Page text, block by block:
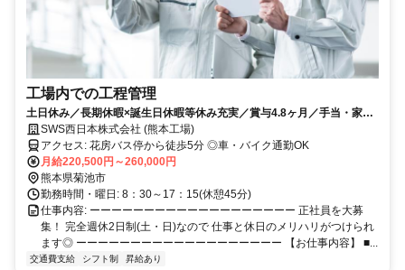
工場内での工程管理
土日休み／長期休暇×誕生日休暇等休み充実／賞与4.8ヶ月／手当・家賃
補助有
SWS西日本株式会社 (熊本工場)
アクセス: 花房バス停から徒歩5分 ◎車・バイク通勤OK
月給220,500円～260,000円
熊本県菊池市
勤務時間・曜日: 8：30～17：15(休憩45分)
仕事内容: ーーーーーーーーーーーーーーーーーーー 正社員を大募
集！ 完全週休2日制(土・日)なので 仕事と休日のメリハリがつけられ
ます◎ ーーーーーーーーーーーーーーーーーーー 【お仕事内容】 ■...
交通費支給 シフト制 昇給あり